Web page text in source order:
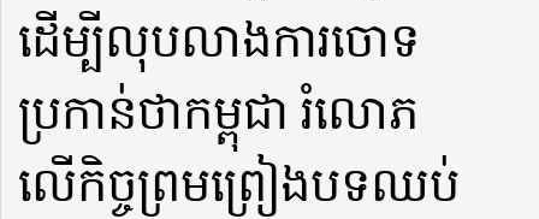
ដើម្បីលុបលាងការចោទ
ប្រកាន់ថាកម្ពុជា រំលោភ
លើកិច្ចព្រមព្រៀងបទឈប់